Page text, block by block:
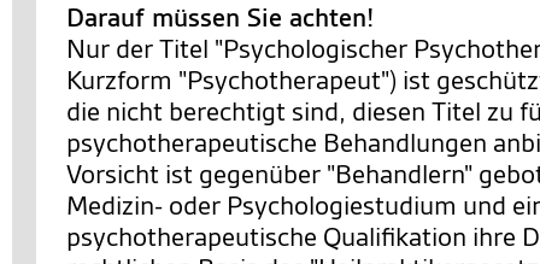
Darauf müssen Sie achten!
Nur der Titel "Psychologischer
Kurzform "Psychotherapeut") ist
die nicht berechtigt sind, diesen Titel zu
psychotherapeutische Behandlungen
Vorsicht ist gegenüber "Behandlern"
Medizin- oder Psychologiestudium und
psychotherapeutische Qualifikation ihre